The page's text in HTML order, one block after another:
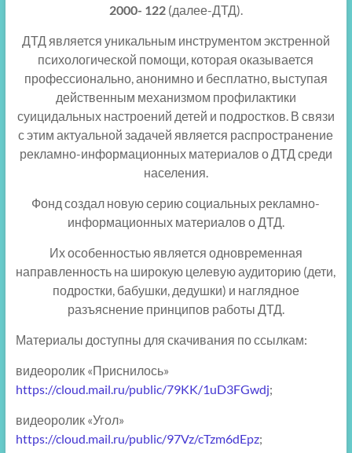
2000- 122(далее-ДТД).
ДТД является уникальным инструментом экстренной
психологической помощи, которая оказывается
профессионально, анонимно и бесплатно, выступая
действенным механизмом профилактики
суицидальных настроений детей и подростков. В связи
с этим актуальной задачей является распространение
рекламно-информационных материалов о ДТД среди
населения.
Фонд создал новую серию социальных рекламно-
информационных материалов о ДТД.
Их особенностью является одновременная
направленность на широкую целевую аудиторию (дети,
подростки, бабушки, дедушки) и наглядное
разъяснение принципов работы ДТД.
Материалы доступны для скачивания по ссылкам:
видеоролик «Приснилось»
https://cloud.mail.ru/public/79KK/1uD3FGwdj;
видеоролик «Угол»
https://cloud.mail.ru/public/97Vz/cTzm6dEpz;